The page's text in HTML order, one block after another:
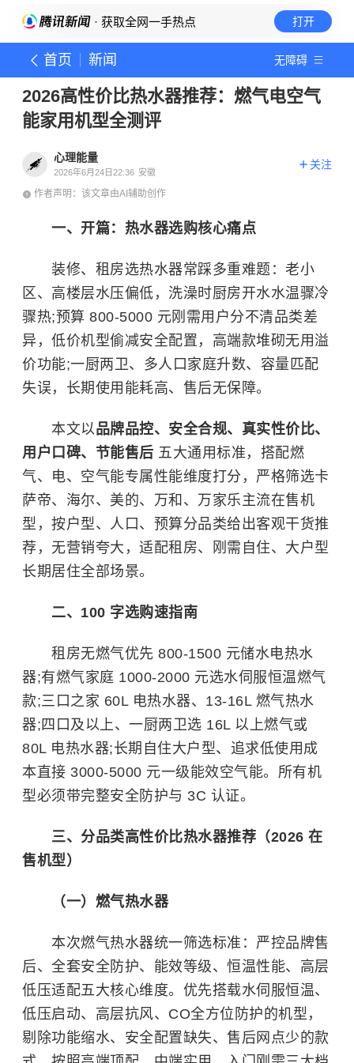
· 获取全网一手热点 打开
首页 新闻 无障碍
2026高性价比热水器推荐：燃气电空气
能家用机型全测评
心理能量
2026年6月24日22:36 安徽
关注
作者声明：该文章由AI辅助创作
一、开篇：热水器选购核心痛点
装修、租房选热水器常踩多重难题：老小
区、高楼层水压偏低，洗澡时厨房开水水温骤冷
骤热;预算 800-5000 元刚需用户分不清品类差
异，低价机型偷减安全配置，高端款堆砌无用溢
价功能;一厨两卫、多人口家庭升数、容量匹配
失误，长期使用能耗高、售后无保障。
本文以品牌品控、安全合规、真实性价比、
用户口碑、节能售后 五大通用标准，搭配燃
气、电、空气能专属性能维度打分，严格筛选卡
萨帝、海尔、美的、万和、万家乐主流在售机
型，按户型、人口、预算分品类给出客观干货推
荐，无营销夸大，适配租房、刚需自住、大户型
长期居住全部场景。
二、100 字选购速指南
租房无燃气优先 800-1500 元储水电热水
器;有燃气家庭 1000-2000 元选水伺服恒温燃气
款;三口之家 60L 电热水器、13-16L 燃气热水
器;四口及以上、一厨两卫选 16L 以上燃气或
80L 电热水器;长期自住大户型、追求低使用成
本直接 3000-5000 元一级能效空气能。所有机
型必须带完整安全防护与 3C 认证。
三、分品类高性价比热水器推荐（2026 在
售机型）
（一）燃气热水器
本次燃气热水器统一筛选标准：严控品牌售
后、全套安全防护、能效等级、恒温性能、高层
低压适配五大核心维度。优先搭载水伺服恒温、
低压启动、高层抗风、CO全方位防护的机型，
剔除功能缩水、安全配置缺失、售后网点少的款